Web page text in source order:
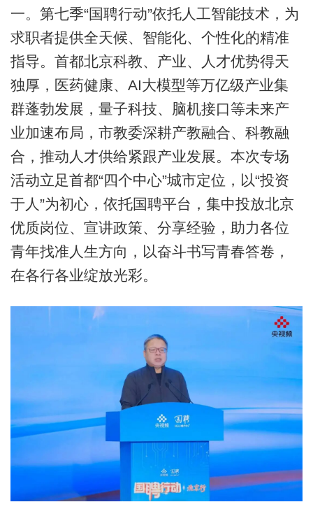
一。第七季“国聘行动”依托人工智能技术，为
求职者提供全天候、智能化、个性化的精准
指导。首都北京科教、产业、人才优势得天
独厚，医药健康、AI大模型等万亿级产业集
群蓬勃发展，量子科技、脑机接口等未来产
业加速布局，市教委深耕产教融合、科教融
合，推动人才供给紧跟产业发展。本次专场
活动立足首都“四个中心”城市定位，以“投资
于人”为初心，依托国聘平台，集中投放北京
优质岗位、宣讲政策、分享经验，助力各位
青年找准人生方向，以奋斗书写青春答卷，
在各行各业绽放光彩。